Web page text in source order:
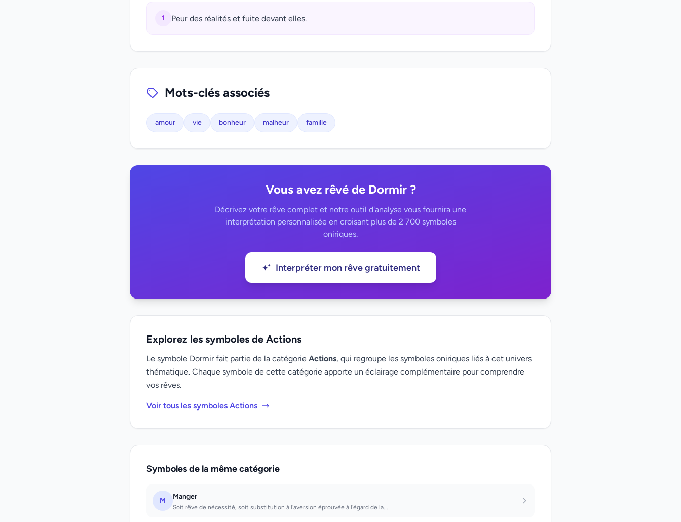
1 Peur des réalités et fuite devant elles.
Mots-clés associés
amour vie bonheur malheur famille
Vous avez rêvé de Dormir ?
Décrivez votre rêve complet et notre outil d'analyse vous fournira une
interprétation personnalisée en croisant plus de 2 700 symboles
oniriques.
Interpréter mon rêve gratuitement
Explorez les symboles de Actions
Le symbole Dormir fait partie de la catégorie Actions, qui regroupe les symboles oniriques liés à cet univers
thématique. Chaque symbole de cette catégorie apporte un éclairage complémentaire pour comprendre
vos rêves.
Voir tous les symboles Actions
Symboles de la même catégorie
M Manger
Soit rêve de nécessité, soit substitution à l'aversion éprouvée à l'égard de la...